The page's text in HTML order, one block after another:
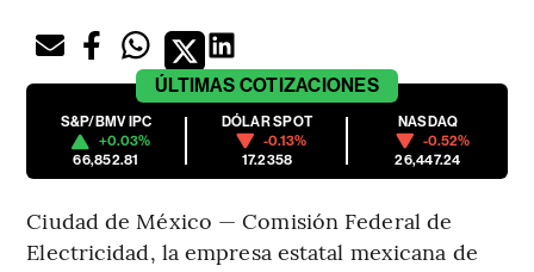
ÚLTIMAS COTIZACIONES
S&P/BMV IPC
+0.03%
66,852.81
DÓLAR SPOT
-0.13%
17.2358
NASDAQ
-0.52%
26,447.24
Ciudad de México — Comisión Federal de
Electricidad, la empresa estatal mexicana de